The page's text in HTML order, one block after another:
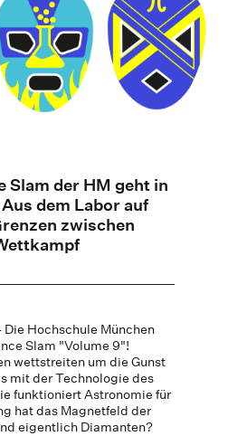
Slam der HM geht in
dem Labor auf
zwischen
Hochschule München
Slam "Volume 9"!
wettstreiten um die Gunst
mit der Technologie des
funktioniert Astronomie für
hat das Magnetfeld der
eigentlich Diamanten?